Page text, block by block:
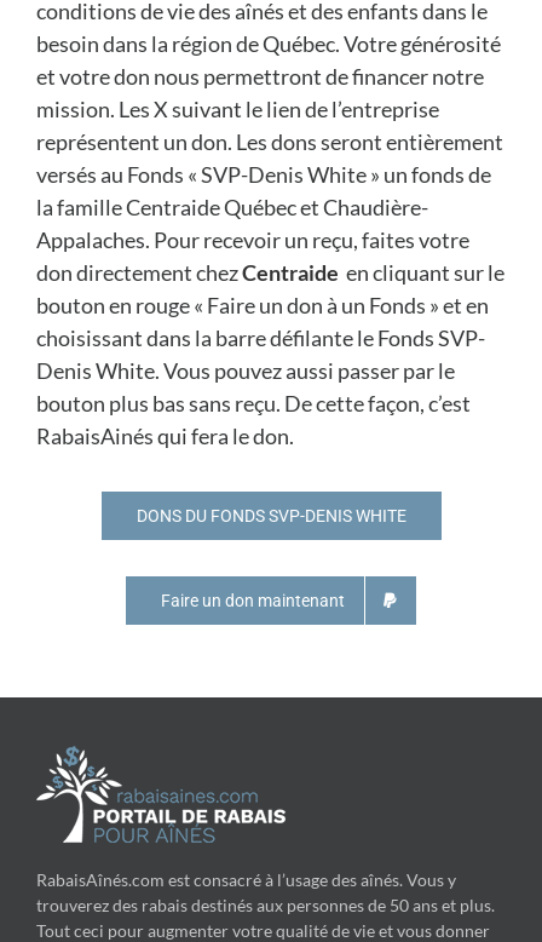
conditions de vie des aînés et des enfants dans le
besoin dans la région de Québec. Votre générosité
et votre don nous permettront de financer notre
mission. Les X suivant le lien de l’entreprise
représentent un don. Les dons seront entièrement
versés au Fonds « SVP-Denis White » un fonds de
la famille Centraide Québec et Chaudière-
Appalaches. Pour recevoir un reçu, faites votre
don directement chezCentraide en cliquant sur le
bouton en rouge « Faire un don à un Fonds » et en
choisissant dans la barre défilante le Fonds SVP-
Denis White. Vous pouvez aussi passer par le
bouton plus bas sans reçu. De cette façon, c’est
RabaisAinés qui fera le don.
DONS DU FONDS SVP-DENIS WHITE
Faire un don maintenant
RabaisAînés.com est consacré à l’usage des aînés. Vous y
trouverez des rabais destinés aux personnes de 50 ans et plus.
Tout ceci pour augmenter votre qualité de vie et vous donner